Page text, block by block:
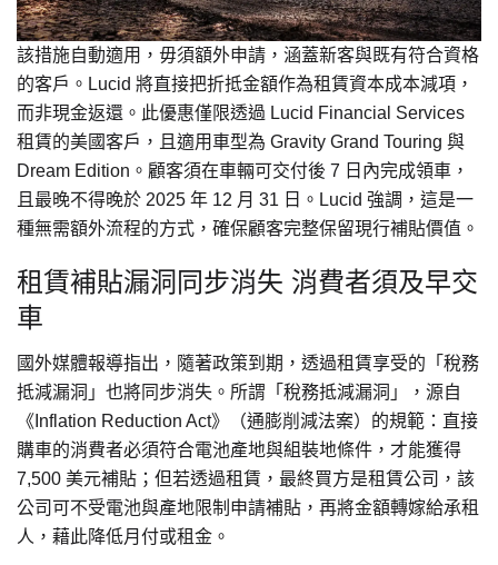
該措施自動適用，毋須額外申請，涵蓋新客與既有符合資格
的客戶。Lucid 將直接把折抵金額作為租賃資本成本減項，
而非現金返還。此優惠僅限透過 Lucid Financial Services
租賃的美國客戶，且適用車型為 Gravity Grand Touring 與
Dream Edition。顧客須在車輛可交付後 7 日內完成領車，
且最晚不得晚於 2025 年 12 月 31 日。Lucid 強調，這是一
種無需額外流程的方式，確保顧客完整保留現行補貼價值。
租賃補貼漏洞同步消失 消費者須及早交
車
國外媒體報導指出，隨著政策到期，透過租賃享受的「稅務
抵減漏洞」也將同步消失。所謂「稅務抵減漏洞」，源自
《Inflation Reduction Act》（通膨削減法案）的規範：直接
購車的消費者必須符合電池產地與組裝地條件，才能獲得
7,500 美元補貼；但若透過租賃，最終買方是租賃公司，該
公司可不受電池與產地限制申請補貼，再將金額轉嫁給承租
人，藉此降低月付或租金。